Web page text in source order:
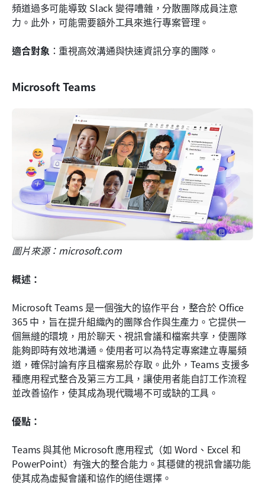
頻道過多可能導致 Slack 變得嘈雜，分散團隊成員注意
力。此外，可能需要額外工具來進行專案管理。
適合對象：重視高效溝通與快速資訊分享的團隊。
Microsoft Teams
圖片來源：microsoft.com
概述：
Microsoft Teams 是一個強大的協作平台，整合於 Office
365 中，旨在提升組織內的團隊合作與生產力。它提供一
個無縫的環境，用於聊天、視訊會議和檔案共享，使團隊
能夠即時有效地溝通。使用者可以為特定專案建立專屬頻
道，確保討論有序且檔案易於存取。此外，Teams 支援多
種應用程式整合及第三方工具，讓使用者能自訂工作流程
並改善協作，使其成為現代職場不可或缺的工具。
優點：
Teams 與其他 Microsoft 應用程式（如 Word、Excel 和
PowerPoint）有強大的整合能力。其穩健的視訊會議功能
使其成為虛擬會議和協作的絕佳選擇。